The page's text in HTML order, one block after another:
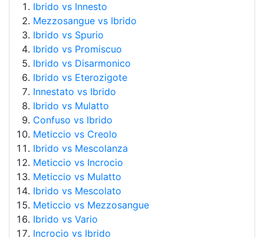
Ibrido vs Innesto
Mezzosangue vs Ibrido
Ibrido vs Spurio
Ibrido vs Promiscuo
Ibrido vs Disarmonico
Ibrido vs Eterozigote
Innestato vs Ibrido
Ibrido vs Mulatto
Confuso vs Ibrido
Meticcio vs Creolo
Ibrido vs Mescolanza
Meticcio vs Incrocio
Meticcio vs Mulatto
Ibrido vs Mescolato
Meticcio vs Mezzosangue
Ibrido vs Vario
Incrocio vs Ibrido